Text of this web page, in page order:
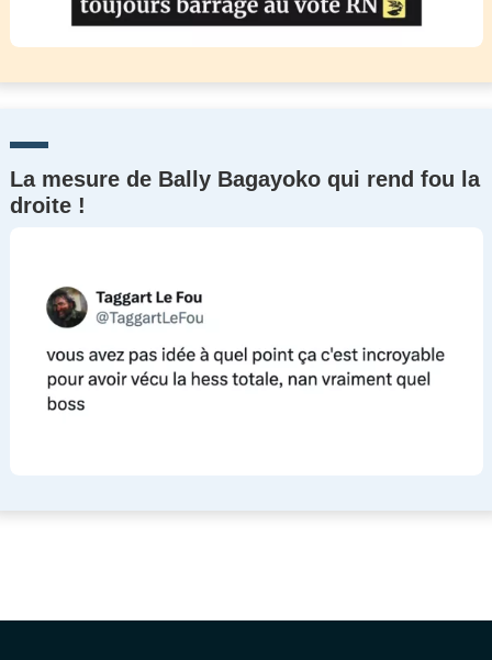
La mesure de Bally Bagayoko qui rend fou la
droite !